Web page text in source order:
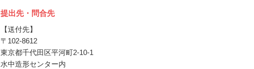
提出先・問合先
【送付先】
〒102-8612
東京都千代田区平河町2-10-1
水中造形センター内